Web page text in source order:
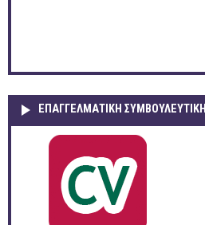
ΕΠΑΓΓΕΛΜΑΤΙΚΉ ΣΥΜΒΟΥΛΕΥΤΙΚΉ